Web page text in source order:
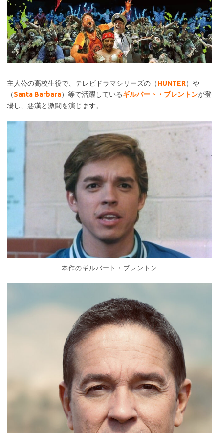
主人公の高校生役で、テレビドラマシリーズの（HUNTER）や
（Santa Barbara）等で活躍しているギルバート・ブレントンが登
場し、悪漢と激闘を演じます。
本作のギルバート・ブレントン